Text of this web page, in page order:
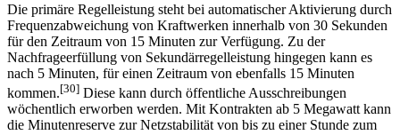
Die primäre Regelleistung steht bei automatischer Aktivierung durch
Frequenzabweichung von Kraftwerken innerhalb von 30 Sekunden
für den Zeitraum von 15 Minuten zur Verfügung. Zu der
Nachfrageerfüllung von Sekundärregelleistung hingegen kann es
nach 5 Minuten, für einen Zeitraum von ebenfalls 15 Minuten
kommen.[30] Diese kann durch öffentliche Ausschreibungen
wöchentlich erworben werden. Mit Kontrakten ab 5 Megawatt kann
die Minutenreserve zur Netzstabilität von bis zu einer Stunde zum